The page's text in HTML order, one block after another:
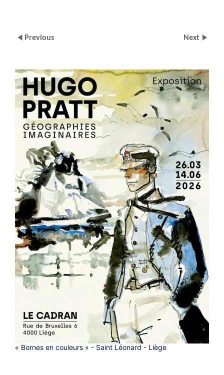
Previous Next
« Bornes en couleurs » - Saint Léonard - Liège